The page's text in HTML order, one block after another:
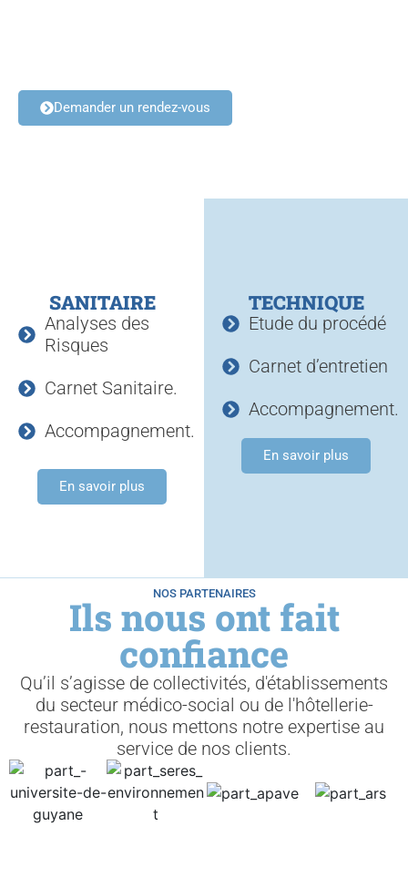
Demander un rendez-vous
SANITAIRE
Analyses des
Risques
Carnet Sanitaire.
Accompagnement.
En savoir plus
TECHNIQUE
Etude du procédé
Carnet d’entretien
Accompagnement.
En savoir plus
NOS PARTENAIRES
Ils nous ont fait
confiance
Qu’il s’agisse de collectivités, d'établissements
du secteur médico-social ou de l'hôtellerie-
restauration, nous mettons notre expertise au
service de nos clients.